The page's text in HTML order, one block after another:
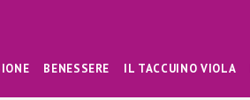
BENESSERE IL TACCUINO VIOLA